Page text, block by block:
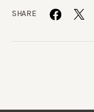
SHARE